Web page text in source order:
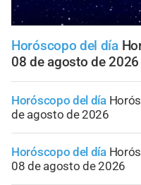
Horóscopo del día
08 de agosto de 2026
Horóscopo del día
de agosto de 2026
Horóscopo del día
08 de agosto de 2026